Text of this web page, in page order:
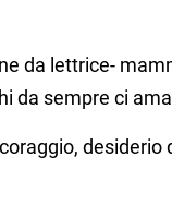
da lettrice-
da sempre ci